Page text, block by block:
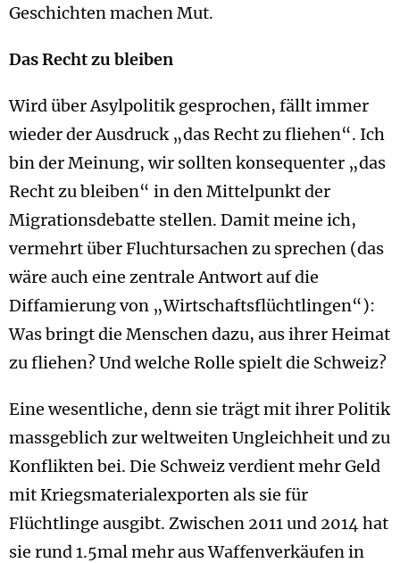
Geschichten machen Mut.
Das Recht zu bleiben
Wird über Asylpolitik gesprochen, fällt immer
wieder der Ausdruck „das Recht zu fliehen“. Ich
bin der Meinung, wir sollten konsequenter „das
Recht zu bleiben“ in den Mittelpunkt der
Migrationsdebatte stellen. Damit meine ich,
vermehrt über Fluchtursachen zu sprechen (das
wäre auch eine zentrale Antwort auf die
Diffamierung von „Wirtschaftsflüchtlingen“):
Was bringt die Menschen dazu, aus ihrer Heimat
zu fliehen? Und welche Rolle spielt die Schweiz?
Eine wesentliche, denn sie trägt mit ihrer Politik
massgeblich zur weltweiten Ungleichheit und zu
Konflikten bei. Die Schweiz verdient mehr Geld
mit Kriegsmaterialexporten als sie für
Flüchtlinge ausgibt. Zwischen 2011 und 2014 hat
sie rund 1.5mal mehr aus Waffenverkäufen in